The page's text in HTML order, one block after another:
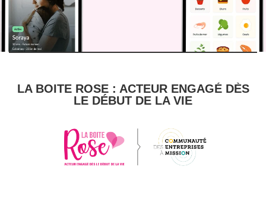
LA BOITE ROSE : ACTEUR ENGAGÉ DÈS
LE DÉBUT DE LA VIE